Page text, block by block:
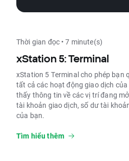
Thời gian đọc • 7 minute(s)
xStation 5: Terminal
xStation 5 Terminal cho phép bạn
tất cả các hoạt động giao dịch
thấy thông tin về các vị trí đang
tài khoản giao dịch, số dư tài
của bạn.
Tìm hiểu thêm